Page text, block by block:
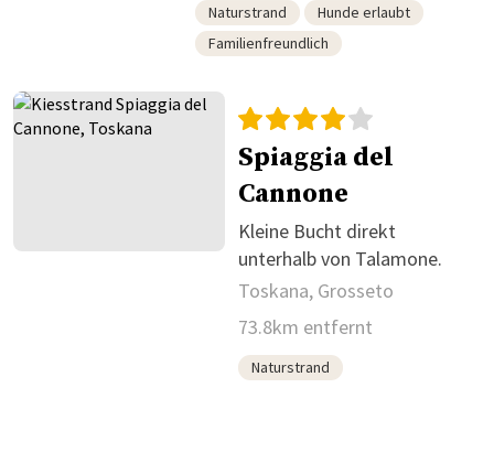
Naturstrand
Hunde erlaubt
Familienfreundlich
Spiaggia del
Cannone
Kleine Bucht direkt
unterhalb von Talamone.
Toskana, Grosseto
73.8km entfernt
Naturstrand